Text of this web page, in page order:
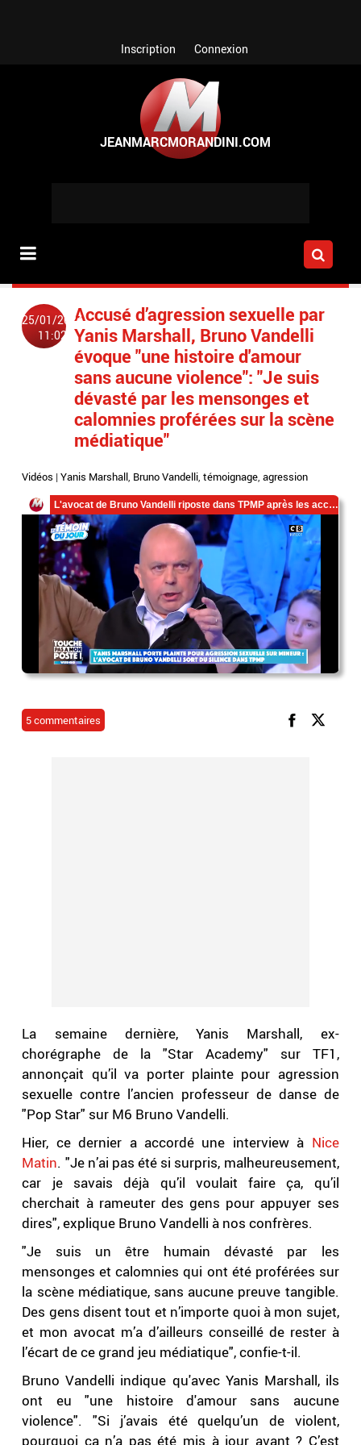
Inscription Connexion
25/01/2024
11:02
Accusé d’agression sexuelle par
Yanis Marshall, Bruno Vandelli
évoque "une histoire d'amour
sans aucune violence": "Je suis
dévasté par les mensonges et
calomnies proférées sur la scène
médiatique"
Vidéos |Yanis Marshall, Bruno Vandelli,témoignage,agression
5 commentaires
La semaine dernière, Yanis Marshall, ex-
chorégraphe de la "Star Academy" sur TF1,
annonçait qu’il va porter plainte pour agression
sexuelle contre l’ancien professeur de danse de
"Pop Star" sur M6 Bruno Vandelli.
Hier, ce dernier a accordé une interview à Nice
Matin. "Je n’ai pas été si surpris, malheureusement,
car je savais déjà qu’il voulait faire ça, qu’il
cherchait à rameuter des gens pour appuyer ses
dires", explique Bruno Vandelli à nos confrères.
"Je suis un être humain dévasté par les
mensonges et calomnies qui ont été proférées sur
la scène médiatique, sans aucune preuve tangible.
Des gens disent tout et n’importe quoi à mon sujet,
et mon avocat m’a d’ailleurs conseillé de rester à
l’écart de ce grand jeu médiatique", confie-t-il.
Bruno Vandelli indique qu'avec Yanis Marshall, ils
ont eu "une histoire d'amour sans aucune
violence". "Si j’avais été quelqu’un de violent,
pourquoi ça n’a pas été mis à jour avant ? C’est